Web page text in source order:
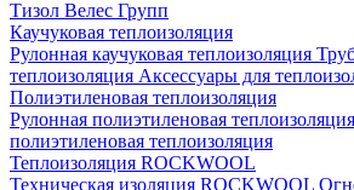
Тизол Велес Групп
Каучуковая теплоизоляция
Рулонная каучуковая теплоизоляция
теплоизоляция Аксессуары для
Полиэтиленовая теплоизоляция
Рулонная полиэтиленовая теплоизоляция
полиэтиленовая теплоизоляция
Теплоизоляция ROCKWOOL
Техническая изоляция ROCKWOOL